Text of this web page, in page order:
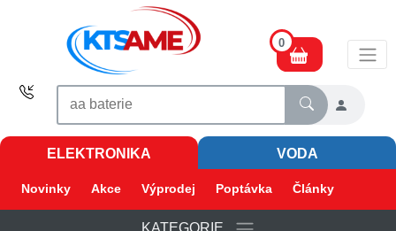
0
ELEKTRONIKA VODA
Novinky Akce Výprodej Poptávka Články
KATEGORIE